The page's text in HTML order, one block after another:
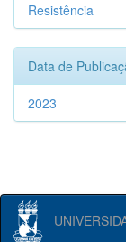
Resistência
Data de
2023